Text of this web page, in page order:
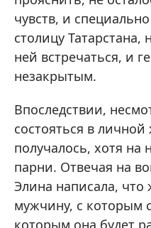
чувств, и
столицу Татарстана,
ней встречаться, и
незакрытым.
Впоследствии,
состояться в
получалось, хотя на
парни. Отвечая на
Элина написала, что
мужчину, с которым
которым она будет